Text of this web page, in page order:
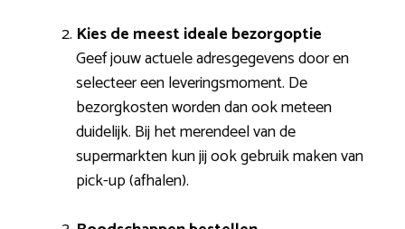
Kies de meest ideale bezorgoptie
Geef jouw actuele adresgegevens door en
selecteer een leveringsmoment. De
bezorgkosten worden dan ook meteen
duidelijk. Bij het merendeel van de
supermarkten kun jij ook gebruik maken van
pick-up (afhalen).